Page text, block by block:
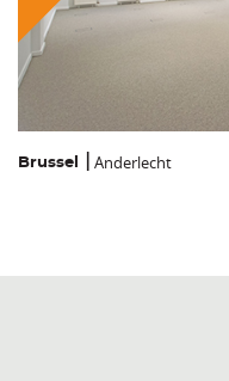
Brussel Anderlecht